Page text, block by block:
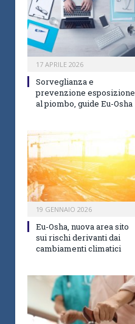
17 APRILE 2026
Sorveglianza e
prevenzione esposizione
al piombo, guide Eu-Osha
19 GENNAIO 2026
Eu-Osha, nuova area sito
sui rischi derivanti dai
cambiamenti climatici